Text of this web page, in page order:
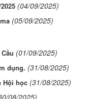
(04/09/2025)
(05/09/2025)
(01/09/2025)
dụng. (31/08/2025)
Hội học (31/08/2025)